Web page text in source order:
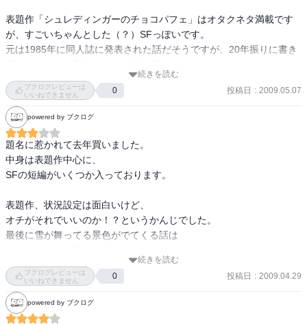
短編のなかに良くあれだけの世界観とストーリーを詰められるな
ぁ…
表題作「シュレディンガーのチョコパフェ」はオタクネタ満載です
が、すごいちゃんとした（？）SFっぽいです。
元は1985年に同人誌に発表された話だそうですが、20年振りに書き
…個人的には85年時のネタの方がわかるものが多かったんじゃない
かな〜。なんて（←一番気合い入れて（？）オタクだった頃）
あ、私もチョコパフェにコーンフレークを入れるのには反対派で
す。
他の話も、外国の古典的重厚巻があるSF作品で、読み応えがありま
す。
続きを読む
ブクログレビューは
いいねできません
0 投稿日 : 2009.05.07
powered by ブクログ
題名に惹かれて去年買いました。
中身は表題作中心に、
SFの短編がいくつか入っております。
表題作、状況設定は面白いけど、
オチがそれでいいのか！？というかんじでした。
最後に雪が舞ってる景色がでてくる話は
にしても、（たぶん2次元好みの）男の人の
恋愛感って、こういうものなんですかねぇ。
続きを読む
ブクログレビューは
いいねできません
0 投稿日 : 2009.04.29
powered by ブクログ